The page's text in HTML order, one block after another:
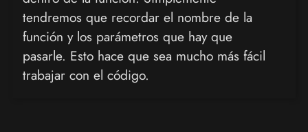
tendremos que recordar el nombre de la
función y los parámetros que hay que
pasarle. Esto hace que sea mucho más fácil
trabajar con el código.